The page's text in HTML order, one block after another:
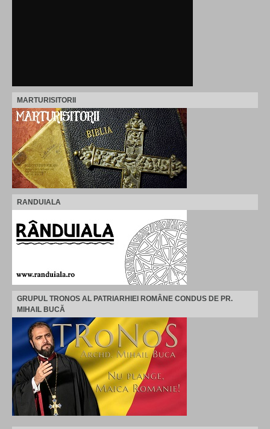
MARTURISITORII
RANDUIALA
GRUPUL TRONOS AL PATRIARHIEI ROMÂNE CONDUS DE PR.
MIHAIL BUCĂ